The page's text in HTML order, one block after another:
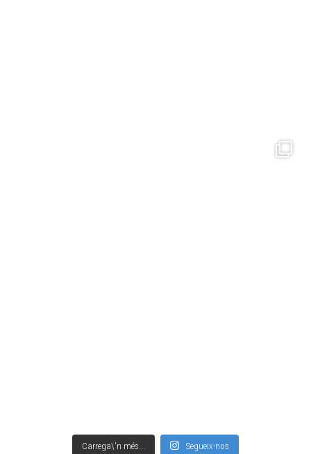
Carrega\'n més... Segueix-nos